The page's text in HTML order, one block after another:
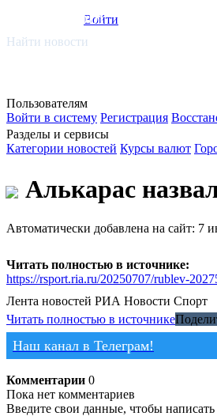
smi.mobi
Войти
Найти новости
Пользователям
Войти в систему Регистрация
Разделы и сервисы
Категории новостей Курсы валют
Алькарас
Автоматически добавлена на сайт: 7
Читать полностью в источнике:
https://rsport.ria.ru/20250707/rublev-
Лента новостей РИА Новости Спорт
Читать полностью в источнике
Наш канал в Телеграм!
Комментарии 0
Пока нет комментариев
Введите свои данные, чтобы